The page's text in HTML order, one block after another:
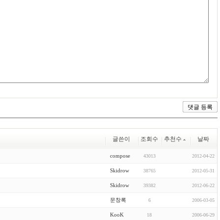
글쓴이 조회수 추천수 날짜
compose 43013 2012-04-22
Skidrow 38765 2012-05-31
Skidrow 39382 2012-06-22
문창록 6 2006-03-05
KooK 18 2006-06-29